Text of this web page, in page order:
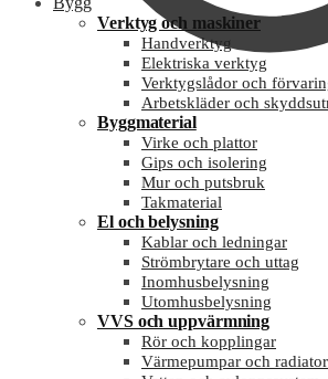
Verktyg och maskiner
Handverktyg
Elektriska verktyg
Verktygslådor och
Arbetskläder och
Byggmaterial
Virke och plattor
Gips och isolering
Mur och putsbruk
Takmaterial
El och belysning
Kablar och ledningar
Strömbrytare och uttag
Inomhusbelysning
Utomhusbelysning
VVS och uppvärmning
Rör och kopplingar
Värmepumpar och